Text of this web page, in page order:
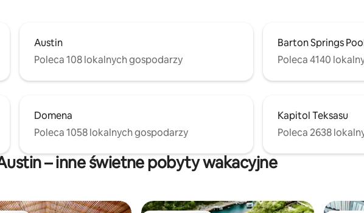
Austin
Poleca 108 lokalnych gospodarzy
Barton Springs
Poleca 4140
Domena
Poleca 1058 lokalnych gospodarzy
Kapitol Teksasu
Poleca 2638
– inne świetne pobyty wakacyjne